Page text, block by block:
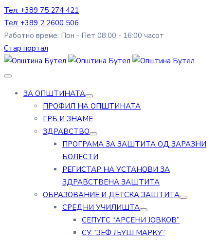
Тел: +389 75 274 421
Тел: +389 2 2600 506
Работно време: Пон - Пет 08:00 - 16:00 часот
Стар портал
ЗА ОПШТИНАТА
ПРОФИЛ НА ОПШТИНАТА
ГРБ И ЗНАМЕ
ЗДРАВСТВО
ПРОГРАМА ЗА ЗАШТИТА ОД ЗАРАЗНИ
БОЛЕСТИ
РЕГИСТАР НА УСТАНОВИ ЗА
ЗДРАВСТВЕНА ЗАШТИТА
ОБРАЗОВАНИЕ И ДЕТСКА ЗАШТИТА
СРЕДНИ УЧИЛИШТА
СЕПУГС “АРСЕНИ ЈОВКОВ”
СУ “ЗЕФ ЉУШ МАРКУ”